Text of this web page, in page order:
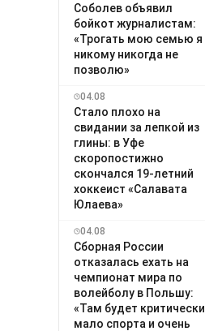
Соболев объявил
бойкот журналистам:
«Трогать мою семью я
никому никогда не
позволю»
04.08
Стало плохо на
свидании за лепкой из
глины: в Уфе
скоропостижно
скончался 19-летний
хоккеист «Салавата
Юлаева»
04.08
Сборная России
отказалась ехать на
чемпионат мира по
волейболу в Польшу:
«Там будет критически
мало спорта и очень